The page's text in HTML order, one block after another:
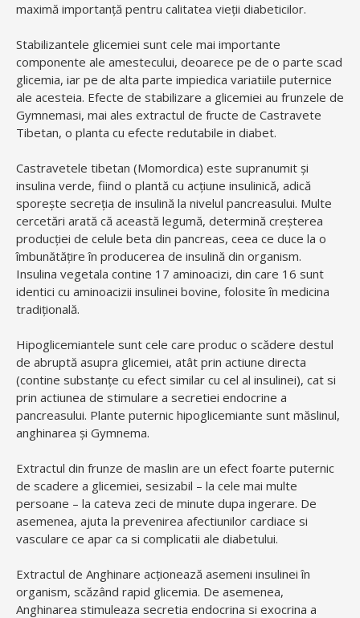
maximă importanță pentru calitatea vieții diabeticilor.
Stabilizantele glicemiei sunt cele mai importante
componente ale amestecului, deoarece pe de o parte scad
glicemia, iar pe de alta parte impiedica variatiile puternice
ale acesteia. Efecte de stabilizare a glicemiei au frunzele de
Gymnemasi, mai ales extractul de fructe de Castravete
Tibetan, o planta cu efecte redutabile in diabet.
Castravetele tibetan (Momordica) este supranumit și
insulina verde, fiind o plantă cu acţiune insulinică, adică
sporeşte secreţia de insulină la nivelul pancreasului. Multe
cercetări arată că această legumă, determină creşterea
producţiei de celule beta din pancreas, ceea ce duce la o
îmbunătăţire în producerea de insulină din organism.
Insulina vegetala contine 17 aminoacizi, din care 16 sunt
identici cu aminoacizii insulinei bovine, folosite în medicina
tradițională.
Hipoglicemiantele sunt cele care produc o scădere destul
de abruptă asupra glicemiei, atât prin actiune directa
(contine substanțe cu efect similar cu cel al insulinei), cat si
prin actiunea de stimulare a secretiei endocrine a
pancreasului. Plante puternic hipoglicemiante sunt măslinul,
anghinarea și Gymnema.
Extractul din frunze de maslin are un efect foarte puternic
de scadere a glicemiei, sesizabil – la cele mai multe
persoane – la cateva zeci de minute dupa ingerare. De
asemenea, ajuta la prevenirea afectiunilor cardiace si
vasculare ce apar ca si complicatii ale diabetului.
Extractul de Anghinare acționează asemeni insulinei în
organism, scăzând rapid glicemia. De asemenea,
Anghinarea stimuleaza secretia endocrina si exocrina a